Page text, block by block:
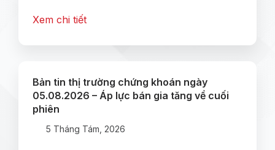
Xem chi tiết
Bản tin thị trường chứng khoán ngày
05.08.2026 – Áp lực bán gia tăng về cuối
phiên
5 Tháng Tám, 2026